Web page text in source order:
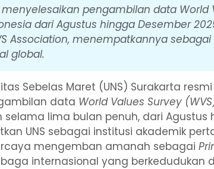
menyelesaikan pengambilan data World
dari Agustus hingga Desember
Association, menempatkannya
global.
Sebelas Maret (UNS) Surakarta
data World Values Survey
selama lima bulan penuh, dari Agustus
UNS sebagai institusi akademik
mengemban amanah sebagai
internasional yang berkedudukan